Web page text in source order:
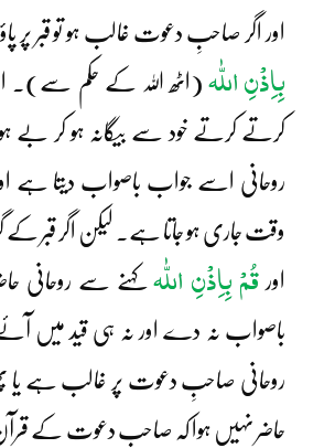
اور اگر صاحبِ دعوت غالب ہو تو قبر پر
بِاِذْنِ اللّٰہ (اٹھ اللہ کے حکم سے)۔
کرتے کرتے خود سے بیگانہ ہو کر بے
روحانی اسے جواب باصواب دیتا ہے
وقت جاری ہو جاتا ہے۔ لیکن اگر قبر
اورقُمْ بِاِذْنِ اللّٰہکہنے سے روحانی
باصواب نہ دے اور نہ ہی قید میں آئے
روحانی صاحبِ دعوت پر غالب ہے یا
حاضر نہیں ہوا کہ صاحبِ دعوت کے